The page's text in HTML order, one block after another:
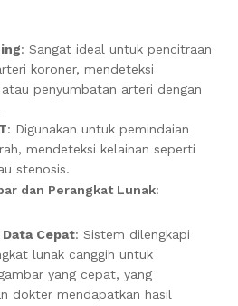
: Sangat ideal untuk pencitraan
koroner, mendeteksi
penyumbatan arteri dengan
: Digunakan untuk pemindaian
mendeteksi kelainan seperti
stenosis.
dan Perangkat Lunak:
Cepat: Sistem dilengkapi
lunak canggih untuk
yang cepat, yang
dokter mendapatkan hasil